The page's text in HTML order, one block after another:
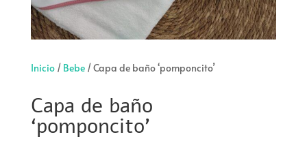
Inicio/ Bebe/ Capa de baño ‘pomponcito’
Capa de baño
‘pomponcito’